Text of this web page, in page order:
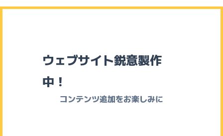
ウェブサイト鋭意製作
中！
コンテンツ追加をお楽しみに